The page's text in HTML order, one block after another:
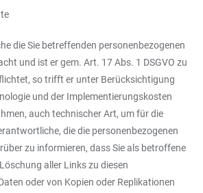
die Sie betreffenden personenbezogenen
und ist er gem. Art. 17 Abs. 1 DSGVO zu
so trifft er unter Berücksichtigung
und der Implementierungskosten
auch technischer Art, um für die
die die personenbezogenen
zu informieren, dass Sie als betroffene
aller Links zu diesen
oder von Kopien oder Replikationen